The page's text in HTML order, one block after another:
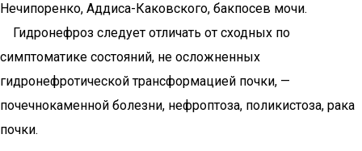
Нечипоренко, Аддиса-Каковского, бакпосев мочи.
Гидронефроз следует отличать от сходных по
симптоматике состояний, не осложненных
гидронефротической трансформацией почки, —
почечнокаменной болезни, нефроптоза, поликистоза, рака
почки.